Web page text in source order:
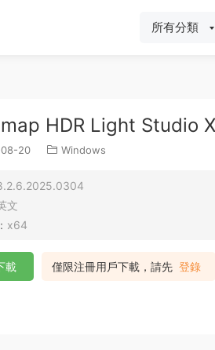
所有分類
HDR Light Studio
20 Windows
文
x64
僅限注冊用戶下載，請先 登錄
載